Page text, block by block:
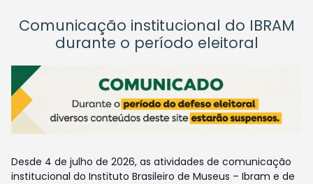
Comunicação institucional do IBRAM
durante o período eleitoral
Desde 4 de julho de 2026, as atividades de comunicação
institucional do Instituto Brasileiro de Museus – Ibram e de